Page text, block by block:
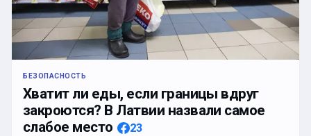
БЕЗОПАСНОСТЬ
Хватит ли еды, если границы вдруг
закроются? В Латвии назвали самое
слабое место
23